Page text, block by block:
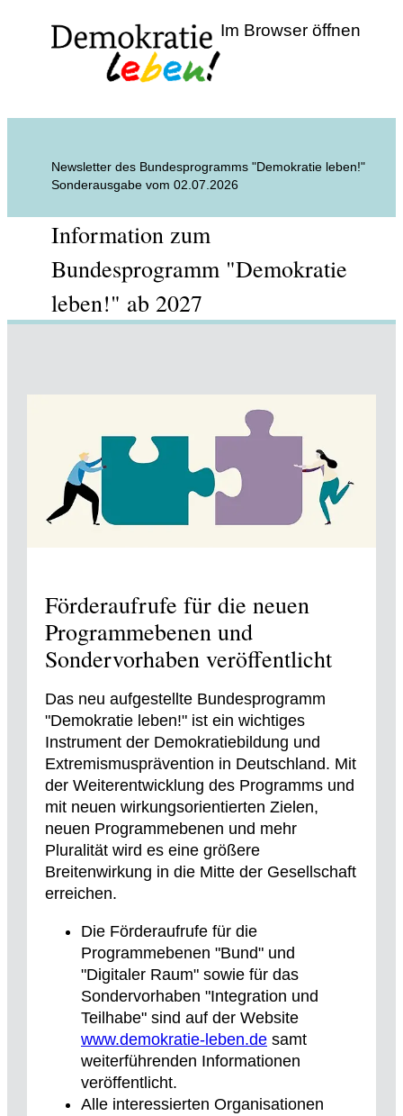
Im Browser öffnen
Newsletter des Bundesprogramms "Demokratie leben!"
Sonderausgabe vom 02.07.2026
Information zum
Bundesprogramm "Demokratie
leben!" ab 2027
Förderaufrufe für die neuen
Programmebenen und
Sondervorhaben veröffentlicht
Das neu aufgestellte Bundesprogramm
"Demokratie leben!" ist ein wichtiges
Instrument der Demokratiebildung und
Extremismusprävention in Deutschland. Mit
der Weiterentwicklung des Programms und
mit neuen wirkungsorientierten Zielen,
neuen Programmebenen und mehr
Pluralität wird es eine größere
Breitenwirkung in die Mitte der Gesellschaft
erreichen.
Die Förderaufrufe für die
Programmebenen "Bund" und
"Digitaler Raum" sowie für das
Sondervorhaben "Integration und
Teilhabe" sind auf der Website
www.demokratie-leben.de samt
weiterführenden Informationen
veröffentlicht.
Alle interessierten Organisationen